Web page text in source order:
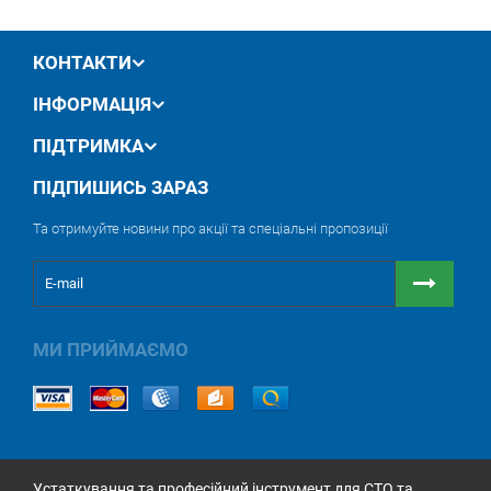
КОНТАКТИ
ІНФОРМАЦІЯ
ПІДТРИМКА
ПІДПИШИСЬ ЗАРАЗ
Та отримуйте новини про акції та спеціальні пропозиції
МИ ПРИЙМАЄМО